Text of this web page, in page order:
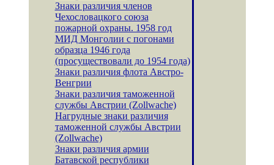
Знаки различия членов
Чехословацкого союза
пожарной охраны. 1958 год
МИД Монголии с погонами
образца 1946 года
(просуществовали до 1954 года)
Знаки различия флота Австро-
Венгрии
Знаки различия таможенной
службы Австрии (Zollwache)
Нагрудные знаки различия
таможенной службы Австрии
(Zollwache)
Знаки различия армии
Батавской республики